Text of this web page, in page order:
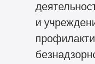
и